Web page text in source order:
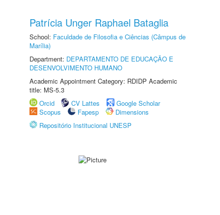
Patrícia Unger Raphael Bataglia
School: Faculdade de Filosofia e Ciências (Câmpus de
Marília)
Department: DEPARTAMENTO DE EDUCAÇÃO E
DESENVOLVIMENTO HUMANO
Academic Appointment Category: RDIDP Academic
title: MS-5.3
Orcid
CV Lattes
Google Scholar
Scopus
Fapesp
Dimensions
Repositório Institucional UNESP